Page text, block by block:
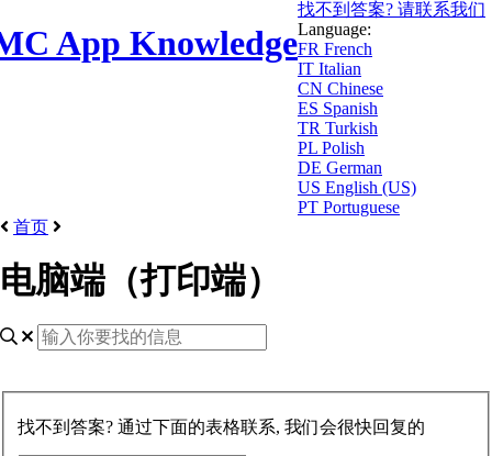
App Knowledge
找不到答案? 请联系我们
Language:
FR French
IT Italian
CN Chinese
ES Spanish
TR Turkish
PL Polish
DE German
US English (US)
PT Portuguese
首页
电脑端（打印端）
找不到答案? 通过下面的表格联系, 我们会很快回复的